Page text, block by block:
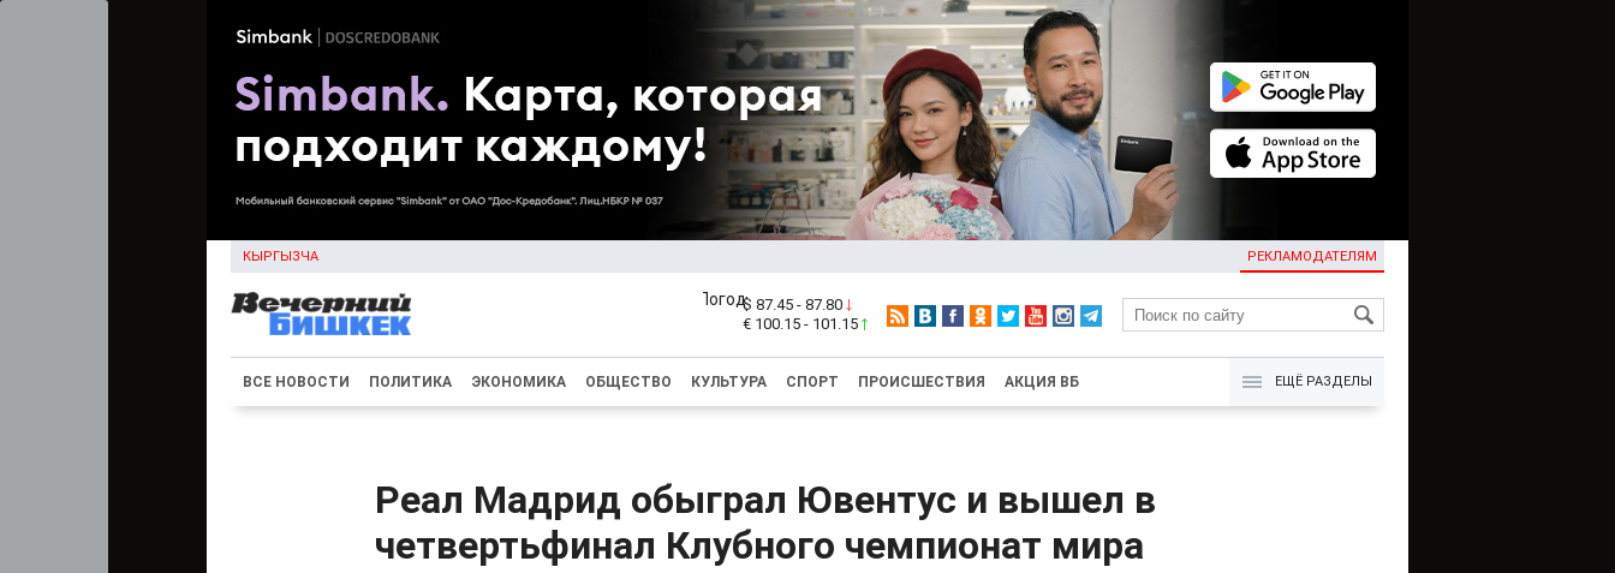
КЫРГЫЗЧА РЕКЛАМОДАТЕЛЯМ
KG
$ 87.45 - 87.80
€ 100.15 - 101.15
ВСЕ НОВОСТИ ПОЛИТИКА ЭКОНОМИКА ОБЩЕСТВО КУЛЬТУРА СПОРТ ПРОИСШЕСТВИЯ АКЦИЯ ВБ ЕЩЁ РАЗДЕЛЫ
Реал Мадрид обыграл Ювентус и вышел в
четвертьфинал Клубного чемпионат мира